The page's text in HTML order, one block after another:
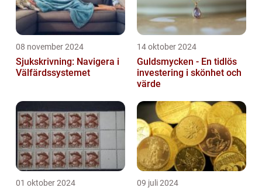
08 november 2024
Sjukskrivning: Navigera i
Välfärdssystemet
14 oktober 2024
Guldsmycken - En tidlös
investering i skönhet och
värde
01 oktober 2024 09 juli 2024